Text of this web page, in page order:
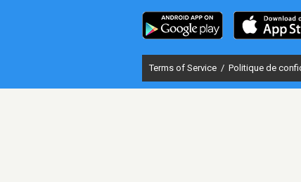
Terms of Service / Politique de